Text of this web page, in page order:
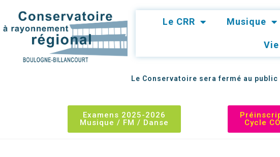
Le CRR Musique
Le Conservatoire sera fermé au
Examens 2025-2026
Musique / FM / Danse
Cycle